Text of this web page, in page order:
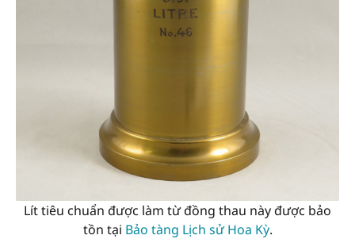
Lít tiêu chuẩn được làm từ đồng thau này được bảo
tồn tại Bảo tàng Lịch sử Hoa Kỳ.